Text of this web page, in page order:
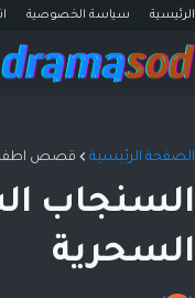
الرئيسية سياسة الخصوصية
الصفحة الرئيسية قصص
السنجاب
السحرية